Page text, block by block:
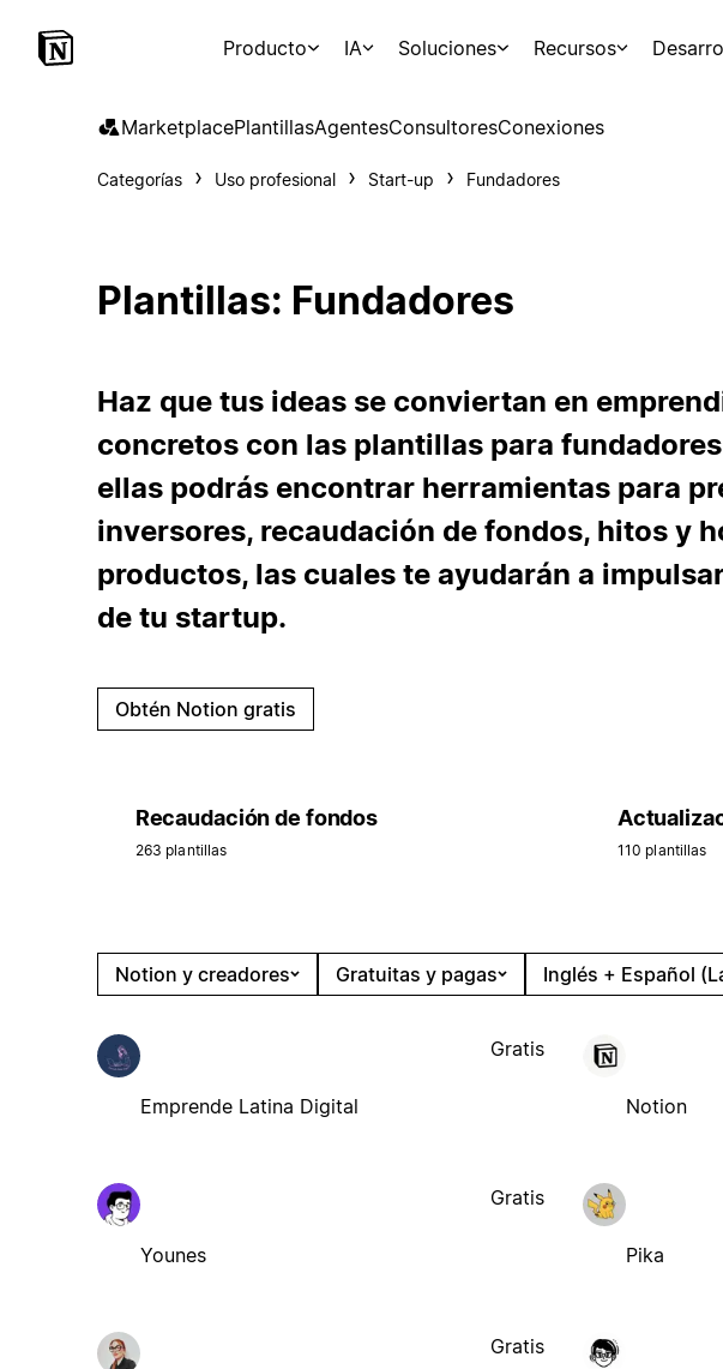
Producto IA Soluciones Recursos
MarketplacePlantillasAgentesConsultoresConexiones
Categorías Uso profesional Start-up Fundadores
Plantillas: Fundadores
Haz que tus ideas se conviertan en
concretos con las plantillas para
ellas podrás encontrar herramientas para
inversores, recaudación de fondos, hitos y
productos, las cuales te ayudarán a
de tu startup.
Obtén Notion gratis
Recaudación de fondos
263 plantillas 110 plantillas
Notion y creadores Gratuitas y pagas Inglés + Español
Emprende Latina Digital
Gratis
Notion
Younes
Gratis
Pika
Gratis